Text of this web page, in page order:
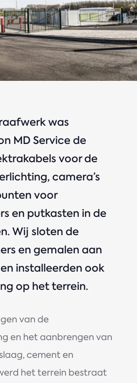
was
MD Service de
voor de
camera’s
voor
en putkasten in de
Wij sloten de
en gemalen aan
installeerden ook
op het terrein.
van de
en het aanbrengen van
cement en
het terrein bestraat